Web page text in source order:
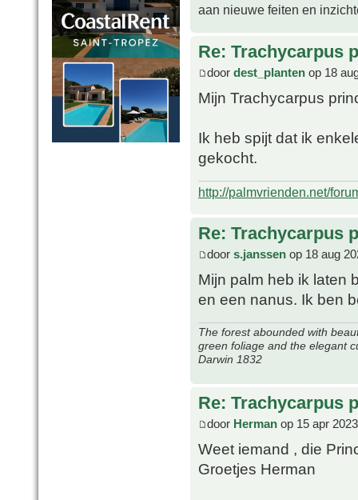
aan nieuwe feiten en
Re: Trachycarpus
door dest_planten op 18
Mijn Trachycarpus
Ik heb spijt dat ik
gekocht.
http://palmvrienden.net/
Re: Trachycarpus
door s.janssen op 18 aug
Mijn palm heb ik laten
en een nanus. Ik ben
The forest abounded with
green foliage and the elegant
Darwin 1832
Re: Trachycarpus
door Herman op 15 apr
Weet iemand , die
Groetjes Herman